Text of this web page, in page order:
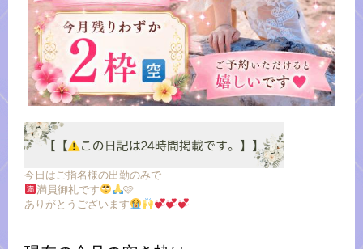
今日はご指名様の出勤のみで
満員御礼です
🩷
ありがとうございます